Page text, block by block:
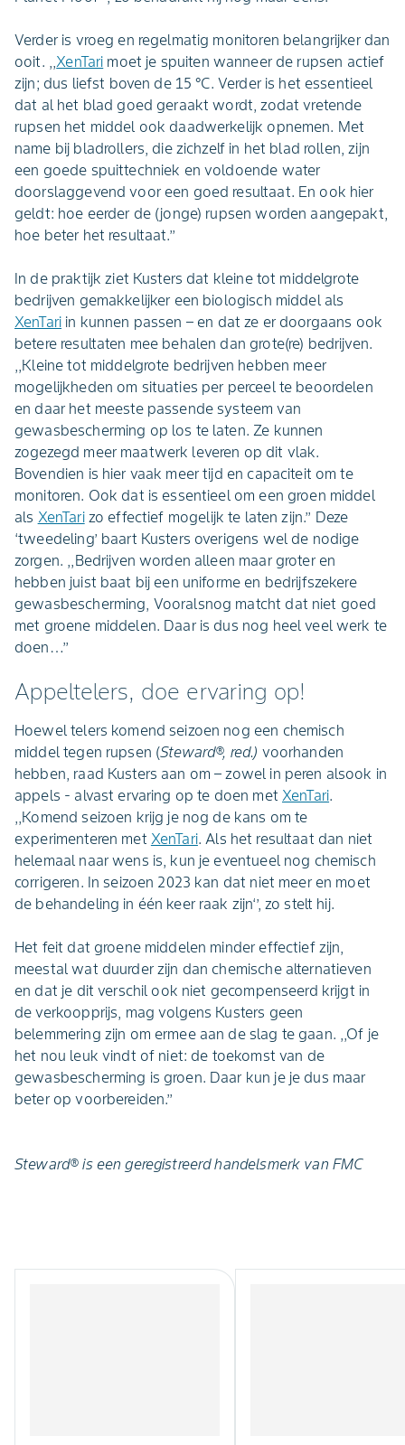
Verder is vroeg en regelmatig monitoren belangrijker dan
ooit. ,, XenTari moet je spuiten wanneer de rupsen actief
zijn; dus liefst boven de 15 °C. Verder is het essentieel
dat al het blad goed geraakt wordt, zodat vretende
rupsen het middel ook daadwerkelijk opnemen. Met
name bij bladrollers, die zichzelf in het blad rollen, zijn
een goede spuittechniek en voldoende water
doorslaggevend voor een goed resultaat. En ook hier
geldt: hoe eerder de (jonge) rupsen worden aangepakt,
hoe beter het resultaat.’’
In de praktijk ziet Kusters dat kleine tot middelgrote
bedrijven gemakkelijker een biologisch middel als
XenTari in kunnen passen – en dat ze er doorgaans ook
betere resultaten mee behalen dan grote(re) bedrijven.
,,Kleine tot middelgrote bedrijven hebben meer
mogelijkheden om situaties per perceel te beoordelen
en daar het meeste passende systeem van
gewasbescherming op los te laten. Ze kunnen
zogezegd meer maatwerk leveren op dit vlak.
Bovendien is hier vaak meer tijd en capaciteit om te
monitoren. Ook dat is essentieel om een groen middel
als XenTarizo effectief mogelijk te laten zijn.’’ Deze
‘tweedeling’ baart Kusters overigens wel de nodige
zorgen. ,,Bedrijven worden alleen maar groter en
hebben juist baat bij een uniforme en bedrijfszekere
gewasbescherming, Vooralsnog matcht dat niet goed
met groene middelen. Daar is dus nog heel veel werk te
doen…’’
Appeltelers, doe ervaring op!
Hoewel telers komend seizoen nog een chemisch
middel tegen rupsen (Steward®, red.) voorhanden
hebben, raad Kusters aan om – zowel in peren alsook in
appels - alvast ervaring op te doen met XenTari.
,,Komend seizoen krijg je nog de kans om te
experimenteren met XenTari. Als het resultaat dan niet
helemaal naar wens is, kun je eventueel nog chemisch
corrigeren. In seizoen 2023 kan dat niet meer en moet
de behandeling in één keer raak zijn‘’, zo stelt hij.
Het feit dat groene middelen minder effectief zijn,
meestal wat duurder zijn dan chemische alternatieven
en dat je dit verschil ook niet gecompenseerd krijgt in
de verkoopprijs, mag volgens Kusters geen
belemmering zijn om ermee aan de slag te gaan. ,,Of je
het nou leuk vindt of niet: de toekomst van de
gewasbescherming is groen. Daar kun je je dus maar
beter op voorbereiden.’’
Steward® is een geregistreerd handelsmerk van FMC